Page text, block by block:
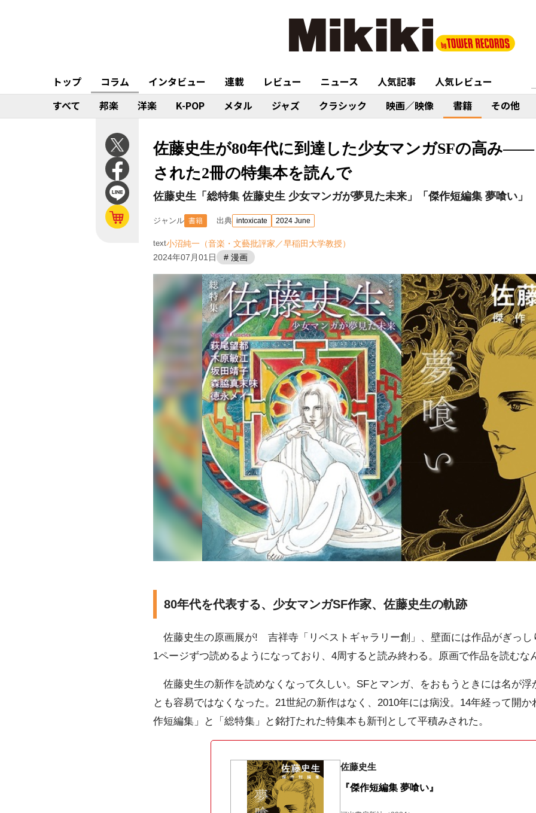
トップ コラム インタビュー 連載 レビュー ニュース 人気記事
人気レビュー
すべて
邦楽 洋楽 K-POP メタル ジャズ クラシック 映画／映像 書籍 その他
佐藤史生が80年代に到達した少女マンガSFの高み
された2冊の特集本を読んで
佐藤史生「総特集 佐藤史生 少女マンガが夢見た未来」「傑作短編集 夢喰い」
ジャンル 書籍 出典 intoxicate 2024 June
text小沼純一（音楽・文藝批評家／早稲田大学教授）
2024年07月01日
# 漫画
80年代を代表する、少女マンガSF作家、佐藤史生の軌跡
佐藤史生の原画展が! 吉祥寺「リベストギャラリー創」、壁面には作品がぎっし
1ページずつ読めるようになっており、4周すると読み終わる。原画で作品を読むな
佐藤史生の新作を読めなくなって久しい。SFとマンガ、をおもうときには名が浮
とも容易ではなくなった。21世紀の新作はなく、2010年には病没。14年経って開
作短編集」と「総特集」と銘打たれた特集本も新刊として平積みされた。
佐藤史生
『傑作短編集 夢喰い』